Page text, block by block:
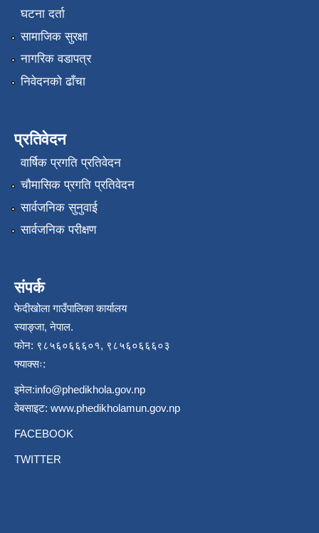
घटना दर्ता
सामाजिक सुरक्षा
नागरिक वडापत्र
निवेदनको ढाँचा
प्रतिवेदन
वार्षिक प्रगति प्रतिवेदन
चौमासिक प्रगति प्रतिवेदन
सार्वजनिक सुनुवाई
सार्वजनिक परीक्षण
संपर्क
फेदीखोला गाउँपालिका कार्यालय
स्याङ्जा, नेपाल.
फोन: ९८५६०६६६०१, ९८५६०६६६०३
फ्याक्सः:
इमेल:info@phedikhola.gov.np
वेबसाइट: www.phedikholamun.gov.np
FACEBOOK
TWITTER